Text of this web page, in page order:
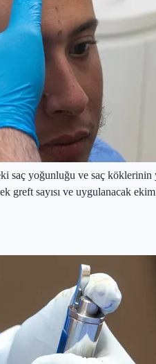
saç yoğunluğu ve saç
greft sayısı ve uygulanacak